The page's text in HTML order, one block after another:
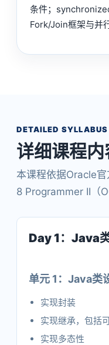
条件；
Fork/Join框架与并
DETAILED SYLLABUS
详细课程内
本课程依据Oracle
8 Programmer II（
Day 1：Java
单元 1：Java类
实现封装
实现继承，包括
实现多态性